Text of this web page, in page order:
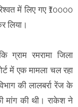
में लिए गए ₹10000
लिया।
ग्राम रमरामा जिला
में एक मामला चल रहा
की लालबर्रा रेंज के
मांग की थी। राकेश ने